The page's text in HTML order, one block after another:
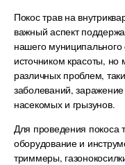
Покос трав на
важный аспект
нашего муниципального
источником красоты, но
различных проблем,
заболеваний,
насекомых и грызунов.
Для проведения покоса
оборудование и
триммеры,